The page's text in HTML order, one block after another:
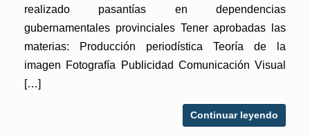
realizado pasantías en dependencias
gubernamentales provinciales Tener aprobadas las
materias: Producción periodística Teoría de la
imagen Fotografía Publicidad Comunicación Visual
[…]
Continuar leyendo